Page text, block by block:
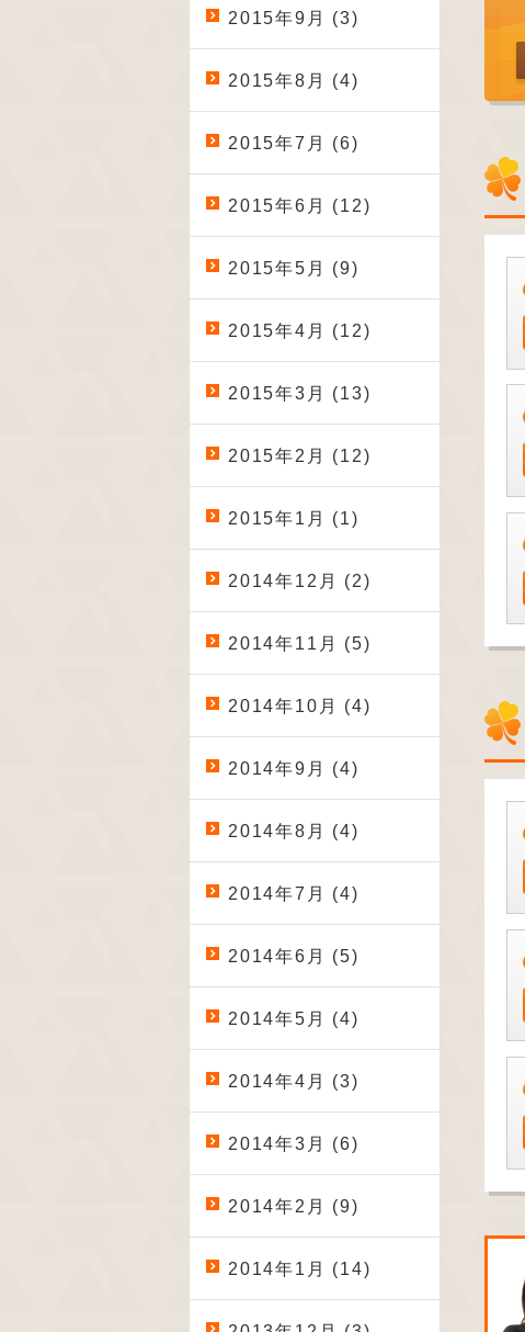
2015年9月 (3)
2015年8月 (4)
2015年7月 (6)
2015年6月 (12)
2015年5月 (9)
2015年4月 (12)
2015年3月 (13)
2015年2月 (12)
2015年1月 (1)
2014年12月 (2)
2014年11月 (5)
2014年10月 (4)
2014年9月 (4)
2014年8月 (4)
2014年7月 (4)
2014年6月 (5)
2014年5月 (4)
2014年4月 (3)
2014年3月 (6)
2014年2月 (9)
2014年1月 (14)